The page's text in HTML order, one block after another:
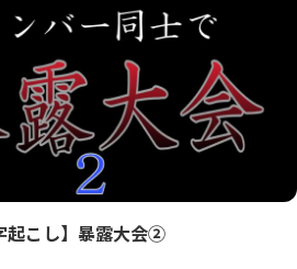
起こし】暴露大会②